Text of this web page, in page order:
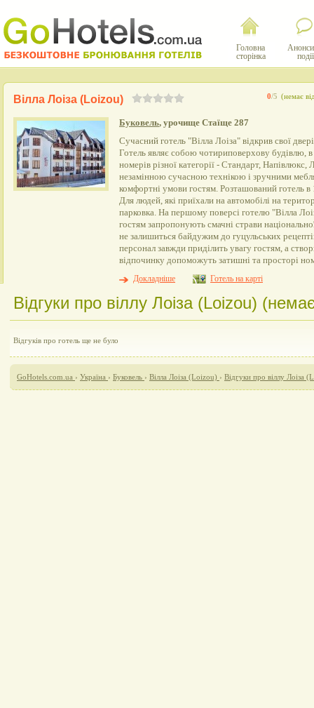
Головна
сторінка
події
0/5 (немає
Вілла Лоіза (Loizou)
Буковель, урочище Стаїще 287
Сучасний готель "Вілла Лоіза" відкрив свої
Готель являє собою чотириповерхову будівлю,
номерів різної категорії - Стандарт,
незамінною сучасною технікою і зручними
комфортні умови гостям. Розташований готель
Для людей, які приїхали на автомобілі на
парковка. На першому поверсі готелю "Вілла
гостям запропонують смачні страви
не залишиться байдужим до гуцульських
персонал завжди приділить увагу гостям, а
відпочинку допоможуть затишні та просторі
Докладніше
Готель на карті
Відгуки про віллу Лоіза (Loizou) (немає
Відгуків про готель ще не було
GoHotels.com.ua › Україна › Буковель › Вілла Лоіза (Loizou) › Відгуки про віллу Лоіза